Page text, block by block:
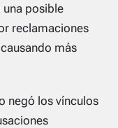
una posible
reclamaciones
más
negó los vínculos